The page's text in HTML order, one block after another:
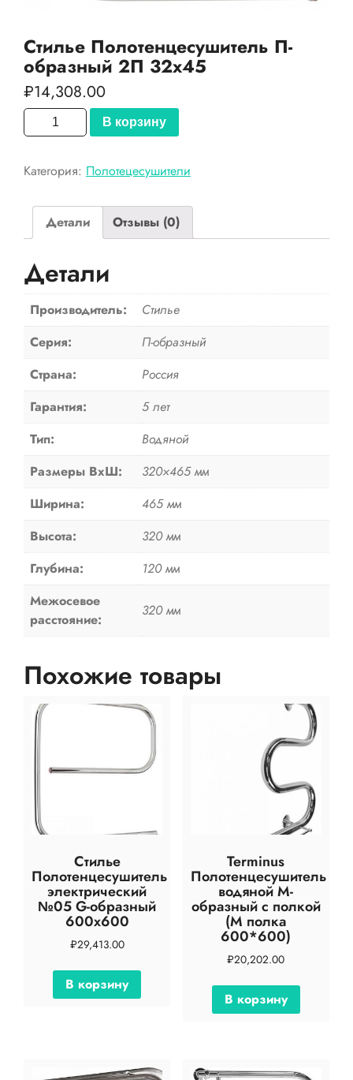
Стилье Полотенцесушитель П-
образный 2П 32х45
₽14,308.00
Количество
товара
Полотенцесушитель
образный
В корзину
Категория: Полотецесушители
Детали Отзывы (0)
Детали
Производитель:
Стилье
Серия:
П-образный
Страна:
Россия
Гарантия:
5 лет
Тип:
Водяной
Размеры ВxШ:
320×465 мм
Ширина:
465 мм
Высота:
320 мм
Глубина:
120 мм
Межосевое
расстояние:
320 мм
Похожие товары
Стилье
Полотенцесушитель
электрический
№05 G-образный
600х600
₽29,413.00
В корзину
Terminus
Полотенцесушитель
водяной М-
образный с полкой
(М полка
600*600)
₽20,202.00
В корзину